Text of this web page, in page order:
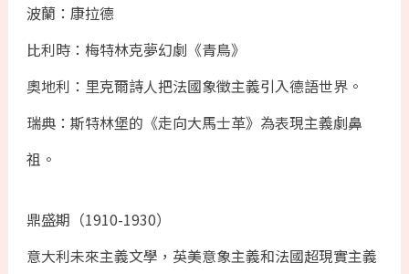
波蘭：康拉德
比利時：梅特林克夢幻劇《青鳥》
奧地利：里克爾詩人把法國象徵主義引入德語世界。
瑞典：斯特林堡的《走向大馬士革》為表現主義劇鼻
祖。
鼎盛期（1910-1930）
意大利未來主義文學，英美意象主義和法國超現實主義